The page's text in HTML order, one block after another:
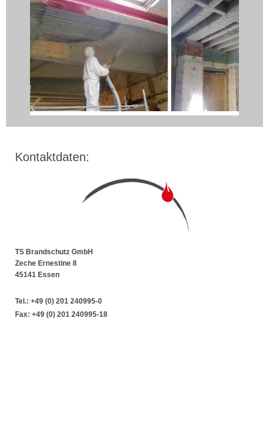
Kontaktdaten:
TS Brandschutz GmbH
Zeche Ernestine 8
45141 Essen
Tel.: +49 (0) 201 240995-0
Fax: +49 (0) 201 240995-18